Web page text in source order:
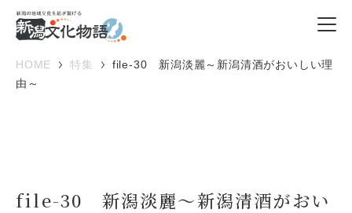
HOME 特集
file-30 新潟淡麗～新潟清酒がおいしい理
由～
file-30 新潟淡麗～新潟清酒がおい